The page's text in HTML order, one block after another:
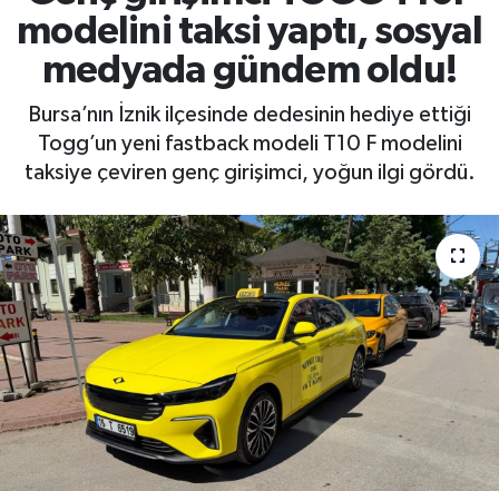
modelini taksi yaptı, sosyal
medyada gündem oldu!
Bursa’nın İznik ilçesinde dedesinin hediye ettiği
Togg’un yeni fastback modeli T10 F modelini
taksiye çeviren genç girişimci, yoğun ilgi gördü.
ÖZEL HABER
Künye
Tüm Manşetler
Son Dakika Haberleri
Haber Arşivi